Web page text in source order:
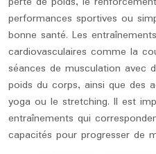
performances sportives ou
bonne santé. Les
cardiovasculaires comme la
séances de musculation avec
poids du corps, ainsi que des
yoga ou le stretching. Il est
entraînements qui
capacités pour progresser de